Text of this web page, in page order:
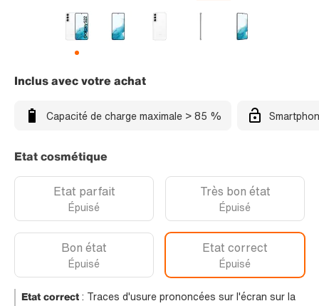
Inclus avec votre achat
Capacité de charge maximale > 85 %
Etat cosmétique
Etat parfait
Épuisé
Très bon état
Épuisé
Bon état
Épuisé
Etat correct
Épuisé
Etat correct: Traces d'usure prononcées sur l'écran sur la